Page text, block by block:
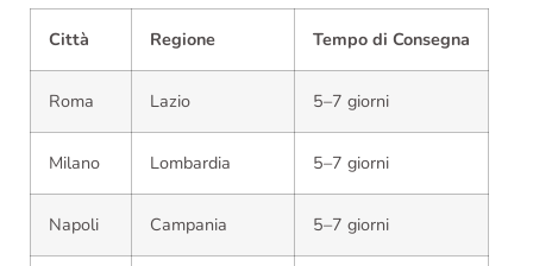
Città Regione Tempo di Consegna
Roma Lazio 5–7 giorni
Milano Lombardia 5–7 giorni
Napoli Campania 5–7 giorni